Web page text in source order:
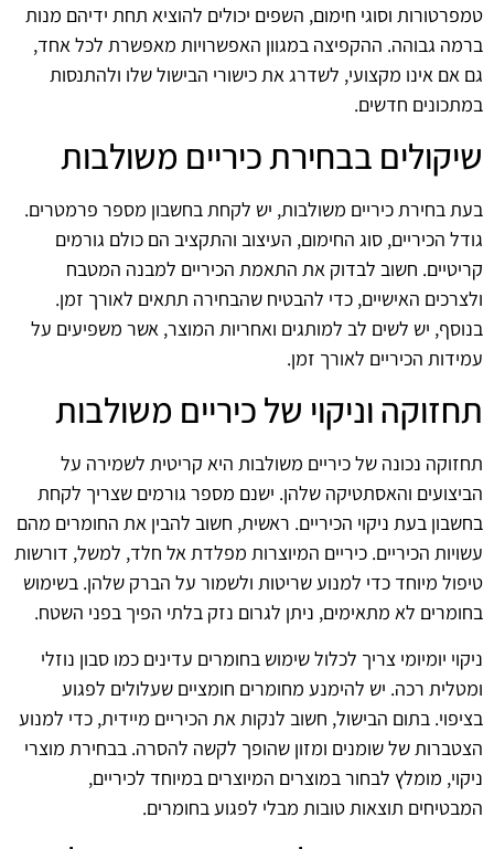
טמפרטורות וסוגי חימום, השפים יכולים להוציא תחת ידיהם מנות
ברמה גבוהה. ההקפיצה במגוון האפשרויות מאפשרת לכל אחד,
גם אם אינו מקצועי, לשדרג את כישורי הבישול שלו ולהתנסות
במתכונים חדשים.
שיקולים בבחירת כיריים משולבות
בעת בחירת כיריים משולבות, יש לקחת בחשבון מספר פרמטרים.
גודל הכיריים, סוג החימום, העיצוב והתקציב הם כולם גורמים
קריטיים. חשוב לבדוק את התאמת הכיריים למבנה המטבח
ולצרכים האישיים, כדי להבטיח שהבחירה תתאים לאורך זמן.
בנוסף, יש לשים לב למותגים ואחריות המוצר, אשר משפיעים על
עמידות הכיריים לאורך זמן.
תחזוקה וניקוי של כיריים משולבות
תחזוקה נכונה של כיריים משולבות היא קריטית לשמירה על
הביצועים והאסתטיקה שלהן. ישנם מספר גורמים שצריך לקחת
בחשבון בעת ניקוי הכיריים. ראשית, חשוב להבין את החומרים מהם
עשויות הכיריים. כיריים המיוצרות מפלדת אל חלד, למשל, דורשות
טיפול מיוחד כדי למנוע שריטות ולשמור על הברק שלהן. בשימוש
בחומרים לא מתאימים, ניתן לגרום נזק בלתי הפיך בפני השטח.
ניקוי יומיומי צריך לכלול שימוש בחומרים עדינים כמו סבון נוזלי
ומטלית רכה. יש להימנע מחומרים חומציים שעלולים לפגוע
בציפוי. בתום הבישול, חשוב לנקות את הכיריים מיידית, כדי למנוע
הצטברות של שומנים ומזון שהופך לקשה להסרה. בבחירת מוצרי
ניקוי, מומלץ לבחור במוצרים המיוצרים במיוחד לכיריים,
המבטיחים תוצאות טובות מבלי לפגוע בחומרים.